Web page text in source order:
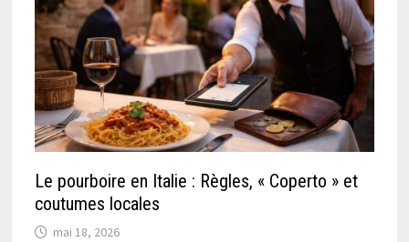
Le pourboire en Italie : Règles, « Coperto » et
coutumes locales
mai 18, 2026